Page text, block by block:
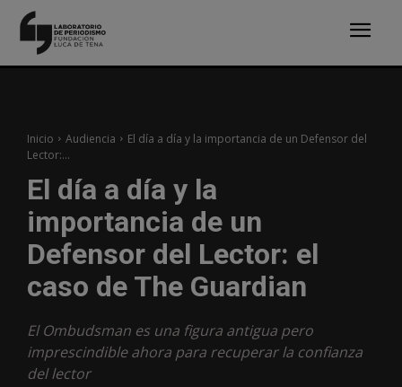
Inicio Audiencia
El día a día y la importancia de un Defensor del
Lector:...
El día a día y la
importancia de un
Defensor del Lector: el
caso de The Guardian
El Ombudsman es una figura antigua pero
imprescindible ahora para recuperar la confianza
del lector